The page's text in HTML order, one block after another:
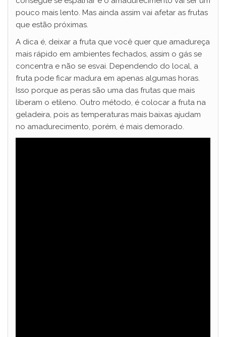
pouco mais lento. Mas ainda assim vai afetar as frutas
que estão próximas.
A dica é, deixar a fruta que você quer que amadureça
mais rápido em ambientes fechados, assim o gás se
concentra e não se esvai. Dependendo do local, a
fruta pode ficar madura em apenas algumas horas.
Isso porque as peras são uma das frutas que mais
liberam o etileno. Outro método, é colocar a fruta na
geladeira, pois as temperaturas mais baixas ajudam
no amadurecimento, porém, é mais demorado.